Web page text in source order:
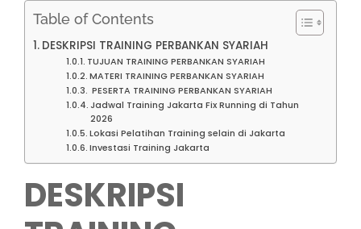
Table of Contents
DESKRIPSI TRAINING PERBANKAN SYARIAH
TUJUAN TRAINING PERBANKAN SYARIAH
MATERI TRAINING PERBANKAN SYARIAH
PESERTA TRAINING PERBANKAN SYARIAH
Jadwal Training Jakarta Fix Running di Tahun
2026
Lokasi Pelatihan Training selain di Jakarta
Investasi Training Jakarta
DESKRIPSI